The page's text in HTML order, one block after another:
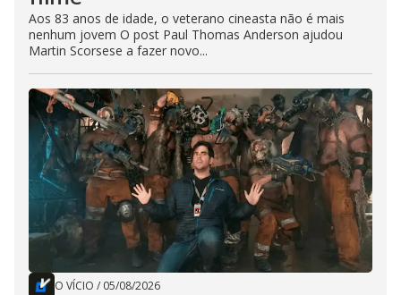
Aos 83 anos de idade, o veterano cineasta não é mais
nenhum jovem O post Paul Thomas Anderson ajudou
Martin Scorsese a fazer novo...
O VÍCIO / 05/08/2026